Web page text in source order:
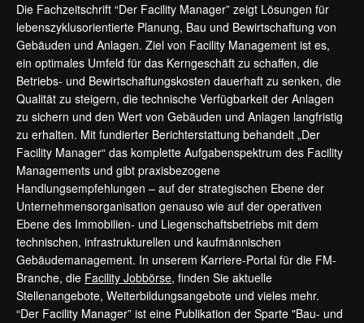
Die Fachzeitschrift “Der Facility Manager” zeigt Lösungen für
lebenszyklusorientierte Planung, Bau und Bewirtschaftung von
Gebäuden und Anlagen. Ziel von Facility Management ist es,
ein optimales Umfeld für das Kerngeschäft zu schaffen, die
Betriebs- und Bewirtschaftungskosten dauerhaft zu senken, die
Qualität zu steigern, die technische Verfügbarkeit der Anlagen
zu sichern und den Wert von Gebäuden und Anlagen langfristig
zu erhalten. Mit fundierter Berichterstattung behandelt „Der
Facility Manager“ das komplette Aufgabenspektrum des Facility
Managements und gibt praxisbezogene
Handlungsempfehlungen – auf der strategischen Ebene der
Unternehmensorganisation genauso wie auf der operativen
Ebene des Immobilien- und Liegenschaftsbetriebs mit dem
technischen, infrastrukturellen und kaufmännischen
Gebäudemanagement. In unserem Karriere-Portal für die FM-
Branche, die Facility Jobbörse, finden Sie aktuelle
Stellenangebote, Weiterbildungsangebote und vieles mehr.
“Der Facility Manager” ist eine Publikation der Sparte "Bau- und